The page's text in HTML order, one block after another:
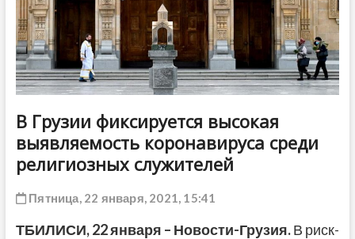
В Грузии фиксируется высокая
выявляемость коронавируса среди
религиозных служителей
Пятница, 22 января, 2021, 15:41
ТБИЛИСИ, 22 января – Новости-Грузия.В риск-